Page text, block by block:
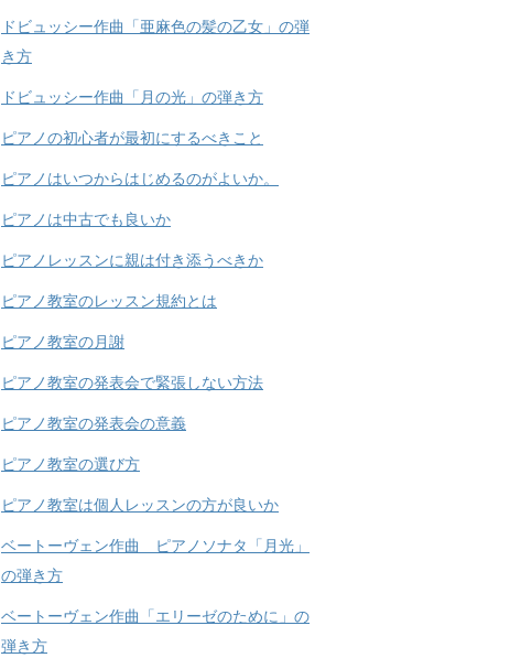
ドビュッシー作曲「亜麻色の髪の乙女」の弾
き方
ドビュッシー作曲「月の光」の弾き方
ピアノの初心者が最初にするべきこと
ピアノはいつからはじめるのがよいか。
ピアノは中古でも良いか
ピアノレッスンに親は付き添うべきか
ピアノ教室のレッスン規約とは
ピアノ教室の月謝
ピアノ教室の発表会で緊張しない方法
ピアノ教室の発表会の意義
ピアノ教室の選び方
ピアノ教室は個人レッスンの方が良いか
ベートーヴェン作曲 ピアノソナタ「月光」
の弾き方
ベートーヴェン作曲「エリーゼのために」の
弾き方